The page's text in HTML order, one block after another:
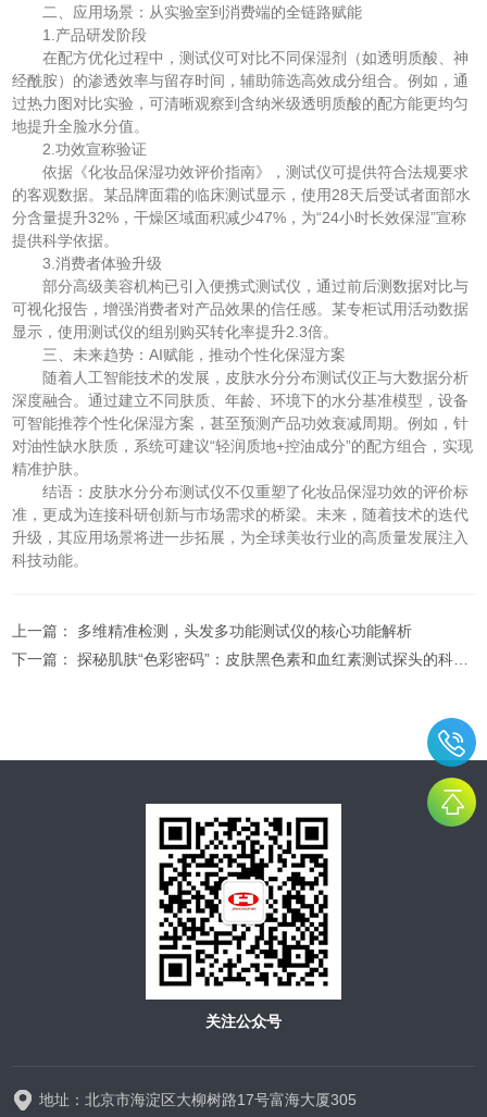
二、应用场景：从实验室到消费端的全链路赋能
1.产品研发阶段
在配方优化过程中，测试仪可对比不同保湿剂（如透明质酸、神
经酰胺）的渗透效率与留存时间，辅助筛选高效成分组合。例如，通
过热力图对比实验，可清晰观察到含纳米级透明质酸的配方能更均匀
地提升全脸水分值。
2.功效宣称验证
依据《化妆品保湿功效评价指南》，测试仪可提供符合法规要求
的客观数据。某品牌面霜的临床测试显示，使用28天后受试者面部水
分含量提升32%，干燥区域面积减少47%，为“24小时长效保湿”宣称
提供科学依据。
3.消费者体验升级
部分高级美容机构已引入便携式测试仪，通过前后测数据对比与
可视化报告，增强消费者对产品效果的信任感。某专柜试用活动数据
显示，使用测试仪的组别购买转化率提升2.3倍。
三、未来趋势：AI赋能，推动个性化保湿方案
随着人工智能技术的发展，皮肤水分分布测试仪正与大数据分析
深度融合。通过建立不同肤质、年龄、环境下的水分基准模型，设备
可智能推荐个性化保湿方案，甚至预测产品功效衰减周期。例如，针
对油性缺水肤质，系统可建议“轻润质地+控油成分”的配方组合，实现
精准护肤。
结语：皮肤水分分布测试仪不仅重塑了化妆品保湿功效的评价标
准，更成为连接科研创新与市场需求的桥梁。未来，随着技术的迭代
升级，其应用场景将进一步拓展，为全球美妆行业的高质量发展注入
科技动能。
上一篇： 多维精准检测，头发多功能测试仪的核心功能解析
下一篇：探秘肌肤“色彩密码”：皮肤黑色素和血红素测试探头的科学揭秘
关注公众号
地址：北京市海淀区大柳树路17号富海大厦305